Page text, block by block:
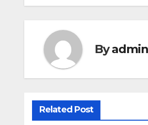
Byadmin
Related Post